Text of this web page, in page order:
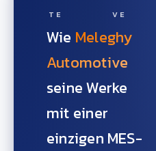
TE
VE
Wie Meleghy
Automotive
seine Werke
mit einer
einzigen MES-